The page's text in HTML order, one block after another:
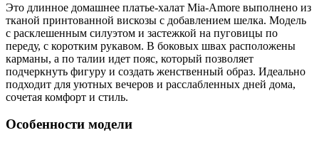
Это длинное домашнее платье-халат Mia-Amore выполнено из
тканой принтованной вискозы с добавлением шелка. Модель
с расклешенным силуэтом и застежкой на пуговицы по
переду, с коротким рукавом. В боковых швах расположены
карманы, а по талии идет пояс, который позволяет
подчеркнуть фигуру и создать женственный образ. Идеально
подходит для уютных вечеров и расслабленных дней дома,
сочетая комфорт и стиль.
Особенности модели